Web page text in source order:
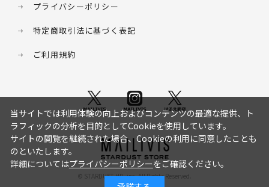
プライバシーポリシー
特定商取引法に基づく表記
ご利用規約
© STARDUST HD. inc. All Rights Reserved.
当サイトでは利用体験の向上およびコンテンツの最適な提供、ト
ラフィックの分析を目的としてCookieを使用しています。
サイトの閲覧を継続された場合、Cookieの利用に同意したことも
のといたします。
詳細についてはプライバシーポリシーをご確認ください。